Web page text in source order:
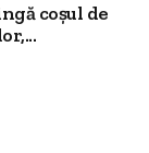
coșul de